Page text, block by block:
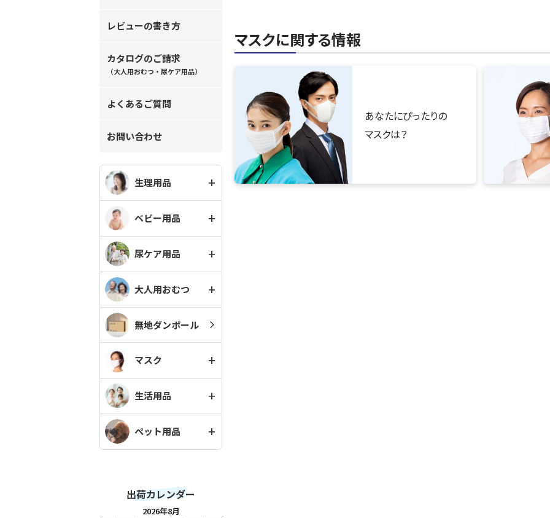
レビューの書き方
カタログのご請求
（大人用おむつ・尿ケア用品）
よくあるご質問
お問い合わせ
生理用品
ベビー用品
尿ケア用品
大人用おむつ
無地ダンボール
マスク
生活用品
ペット用品
出荷カレンダー
2026年8月
マスクに関する情報
あなたにぴったりの
マスクは？